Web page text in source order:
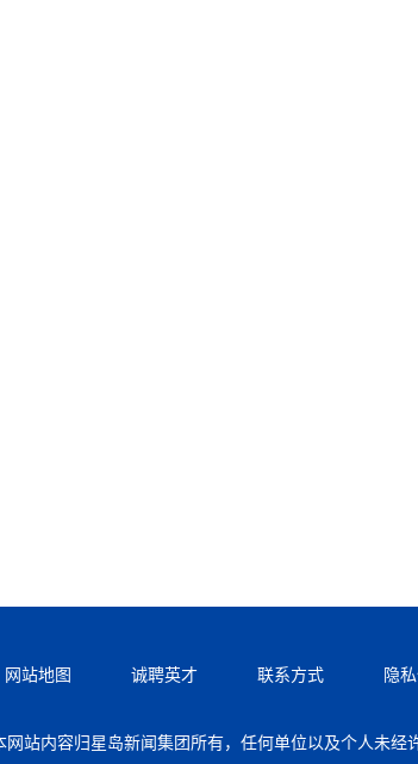
网站地图 诚聘英才 联系方式 隐
网站内容归星岛新闻集团所有，任何单位以及个人未经